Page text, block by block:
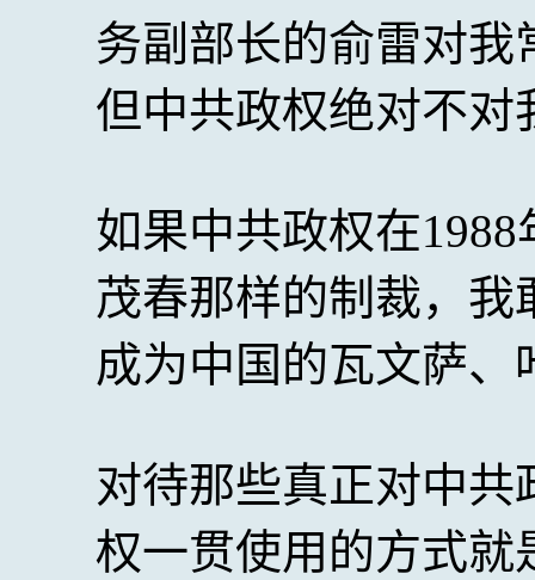
务副部长的俞雷对
但中共政权绝对不对
如果中共政权在
茂春那样的制裁，我
成为中国的瓦文萨、
对待那些真正对中
权一贯使用的方式就